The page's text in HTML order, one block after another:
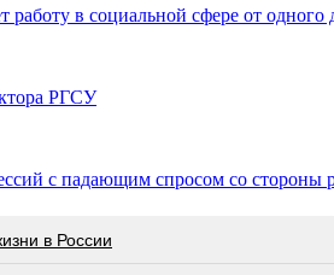
в социальной сфере от одного
РГСУ
с падающим спросом со стороны
в России